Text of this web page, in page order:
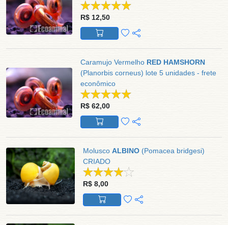
R$ 12,50
Caramujo Vermelho RED HAMSHORN
(Planorbis corneus) lote 5 unidades - frete
econômico
R$ 62,00
Molusco ALBINO (Pomacea bridgesi)
CRIADO
R$ 8,00